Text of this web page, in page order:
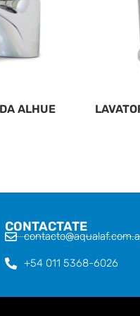
ALHUE
CONTACTATE
+54 011 5368-6026